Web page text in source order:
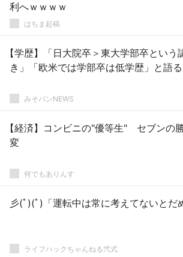
利へｗｗｗｗ
はちま起稿
【学歴】「日大院卒＞東大学部卒とい
き」「欧米では学部卒は低学歴」と語
みそパンNEWS
【経済】コンビニの"優等生" セブンの
変
何でもありんす
彡(ﾟ)(ﾟ)「運転中は常に考えてないとだ
ライフハックちゃんねる弐式